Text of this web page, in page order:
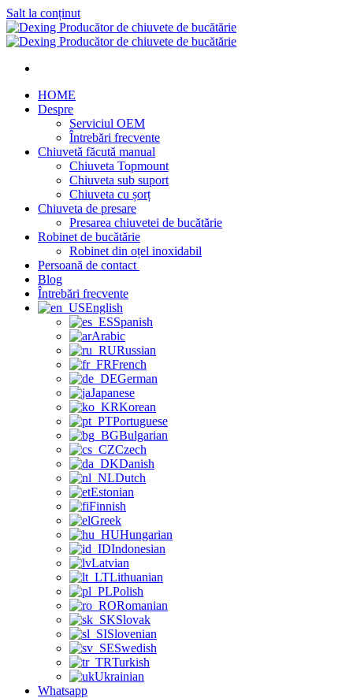
Salt la conținut
HOME
Despre
Serviciul OEM
Întrebări frecvente
Chiuvetă făcută manual
Chiuveta Topmount
Chiuveta sub suport
Chiuveta cu șorț
Chiuveta de presare
Presarea chiuvetei de bucătărie
Robinet de bucătărie
Robinet din oțel inoxidabil
Persoană de contact
Blog
Întrebări frecvente
English
Spanish
Arabic
Russian
French
German
Japanese
Korean
Portuguese
Bulgarian
Czech
Danish
Dutch
Estonian
Finnish
Greek
Hungarian
Indonesian
Latvian
Lithuanian
Polish
Romanian
Slovak
Slovenian
Swedish
Turkish
Ukrainian
Whatsapp